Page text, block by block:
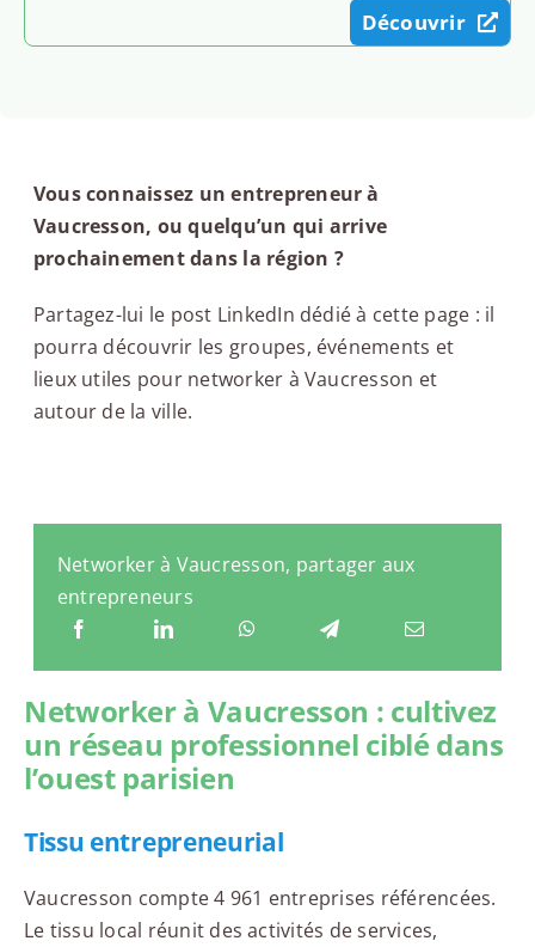
Découvrir
Vous connaissez un entrepreneur à
Vaucresson, ou quelqu’un qui arrive
prochainement dans la région ?
Partagez-lui le post LinkedIn dédié à cette page : il
pourra découvrir les groupes, événements et
lieux utiles pour networker à Vaucresson et
autour de la ville.
Networker à Vaucresson, partager aux
entrepreneurs
Networker à Vaucresson : cultivez
un réseau professionnel ciblé dans
l’ouest parisien
Tissu entrepreneurial
Vaucresson compte 4 961 entreprises référencées.
Le tissu local réunit des activités de services,